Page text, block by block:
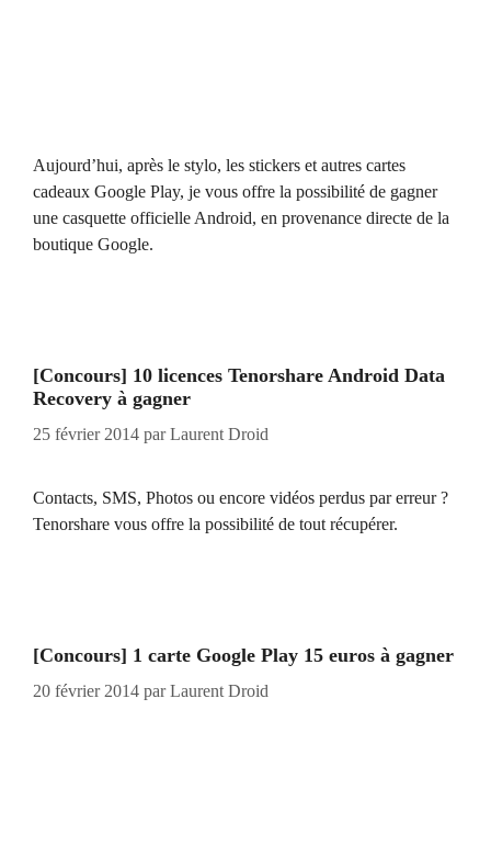
Aujourd’hui, après le stylo, les stickers et autres cartes
cadeaux Google Play, je vous offre la possibilité de gagner
une casquette officielle Android, en provenance directe de la
boutique Google.
[Concours] 10 licences Tenorshare Android Data
Recovery à gagner
25 février 2014 parLaurent Droid
Contacts, SMS, Photos ou encore vidéos perdus par erreur ?
Tenorshare vous offre la possibilité de tout récupérer.
[Concours] 1 carte Google Play 15 euros à gagner
20 février 2014 parLaurent Droid